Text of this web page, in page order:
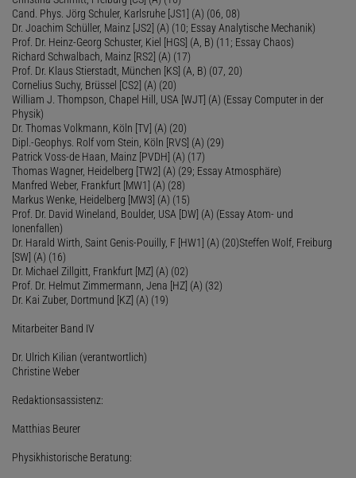
Cand. Phys. Jörg Schuler, Karlsruhe [JS1] (A) (06, 08)
Dr. Joachim Schüller, Mainz [JS2] (A) (10; Essay Analytische Mechanik)
Prof. Dr. Heinz-Georg Schuster, Kiel [HGS] (A, B) (11; Essay Chaos)
Richard Schwalbach, Mainz [RS2] (A) (17)
Prof. Dr. Klaus Stierstadt, München [KS] (A, B) (07, 20)
Cornelius Suchy, Brüssel [CS2] (A) (20)
William J. Thompson, Chapel Hill, USA [WJT] (A) (Essay Computer in der
Physik)
Dr. Thomas Volkmann, Köln [TV] (A) (20)
Dipl.-Geophys. Rolf vom Stein, Köln [RVS] (A) (29)
Patrick Voss-de Haan, Mainz [PVDH] (A) (17)
Thomas Wagner, Heidelberg [TW2] (A) (29; Essay Atmosphäre)
Manfred Weber, Frankfurt [MW1] (A) (28)
Markus Wenke, Heidelberg [MW3] (A) (15)
Prof. Dr. David Wineland, Boulder, USA [DW] (A) (Essay Atom- und
Ionenfallen)
Dr. Harald Wirth, Saint Genis-Pouilly, F [HW1] (A) (20)Steffen Wolf, Freiburg
[SW] (A) (16)
Dr. Michael Zillgitt, Frankfurt [MZ] (A) (02)
Prof. Dr. Helmut Zimmermann, Jena [HZ] (A) (32)
Dr. Kai Zuber, Dortmund [KZ] (A) (19)
Mitarbeiter Band IV
Dr. Ulrich Kilian (verantwortlich)
Christine Weber
Redaktionsassistenz:
Matthias Beurer
Physikhistorische Beratung: